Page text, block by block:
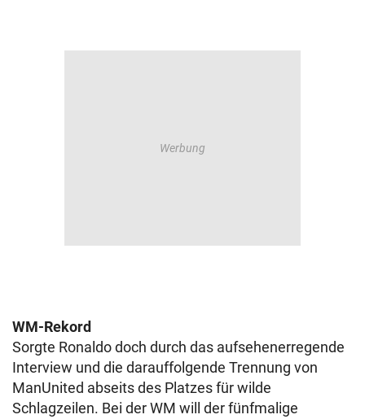
WM-Rekord
Sorgte Ronaldo doch durch das aufsehenerregende
Interview und die darauffolgende Trennung von
ManUnited abseits des Platzes für wilde
Schlagzeilen. Bei der WM will der fünfmalige